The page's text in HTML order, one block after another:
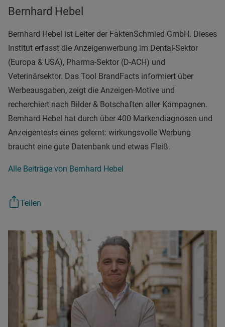
Bernhard Hebel
Bernhard Hebel ist Leiter der FaktenSchmied GmbH. Dieses
Institut erfasst die Anzeigenwerbung im Dental-Sektor
(Europa & USA), Pharma-Sektor (D-ACH) und
Veterinärsektor. Das Tool BrandFacts informiert über
Werbeausgaben, zeigt die Anzeigen-Motive und
recherchiert nach Bilder & Botschaften aller Kampagnen.
Bernhard Hebel hat durch über 400 Markendiagnosen und
Anzeigentests eines gelernt: wirkungsvolle Werbung
braucht eine gute Datenbank und etwas Fleiß.
Alle Beiträge von Bernhard Hebel
Teilen